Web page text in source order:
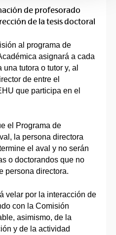
de profesorado
de la tesis doctoral
al programa de
asignará a cada
tutora o tutor y, al
de entre el
que participa en el
el Programa de
la persona directora
el aval y no serán
o doctorandos que no
persona directora.
velar por la interacción de
con la Comisión
asimismo, de la
y de la actividad